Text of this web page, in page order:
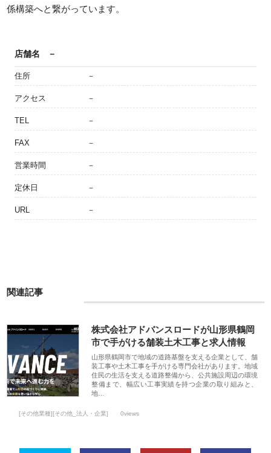
係構築へと繋がっています。
店舗名 －
住所 －
アクセス －
TEL －
FAX －
営業時間 －
定休日 －
URL －
関連記事
株式会社アドバンスロードが山形県鶴岡
市で手がける舗装土木工事と求人情報
山形県鶴岡市で地域の道路基盤を支える企業として、舗
装工事や土木工事を手がける専門会社があります。地域
住民の生活を支える道路整備から、公共施設周辺の環境
整備まで、幅広い工事実績を持つ企業の取り組みと、
地…
[その他業種][その他_法人・企業] 0views